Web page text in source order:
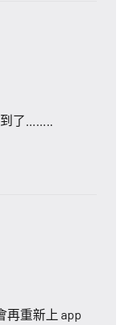
了……..
再重新上 app